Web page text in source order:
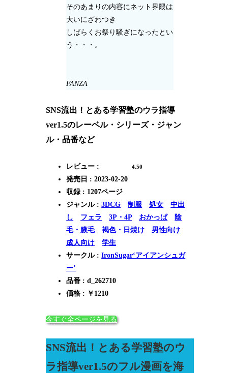
そのあまりの内容にネット界隈は
大いにざわつき
しばらくお祭り騒ぎになったとい
う・・・。
FANZA
SNS流出！とある学習塾のウラ指導
ver1.5のレーベル・シリーズ・ジャン
ル・品番など
レビュー : 4.50
発売日 : 2023-02-20
収録 : 1207ページ
ジャンル :3DCG 制服 処女
中出
し
フェラ 3P・4P おかっぱ
陰
毛・腋毛
褐色・日焼け
男性向け
成人向け
学生
サークル :IronSugar‘アイアンシュガ
ー’
品番 : d_262710
価格 : ￥1210
今すぐ全ページを見る
SNS流出！とある学習塾のウ
ラ指導ver1.5のフル漫画を海